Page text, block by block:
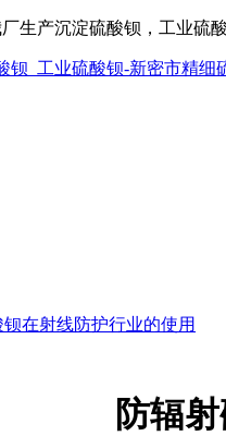
生产沉淀硫酸钡，工业硫
钡在射线防护行业的使用
防辐